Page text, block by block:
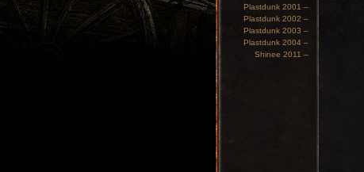
Plastdunk 2001 –
Plastdunk 2002 –
Plastdunk 2003 –
Plastdunk 2004 –
Shinee 2011 –